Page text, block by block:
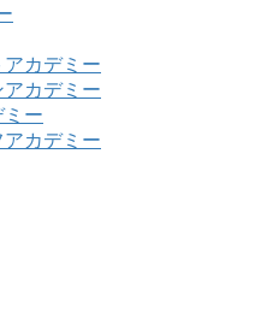
カデミー
カデミー
ミー
カデミー